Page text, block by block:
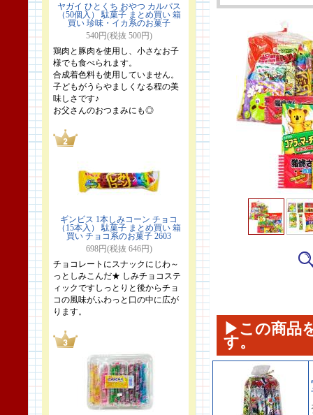
ヤガイ ひとくち おやつ カルパス
（50個入） 駄菓子 まとめ買い 箱
買い 珍味・イカ系のお菓子
540円(税抜 500円)
鶏肉と豚肉を使用し、小さなお子
様でも食べられます。
合成着色料も使用していません。
子どもがうらやましくなる程の美
味しさです♪
お父さんのおつまみにも◎
ギンビス 1本しみコーン チョコ
（15本入） 駄菓子 まとめ買い 箱
買い チョコ系のお菓子 2603
698円(税抜 646円)
チョコレートにスナックにじわ～
っとしみこんだ★ しみチョコステ
ィックですしっとりと後からチョ
コの風味がふわっと口の中に広が
ります。
▶この商品
す。